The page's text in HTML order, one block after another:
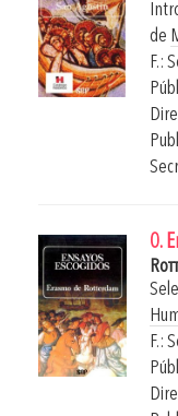
de
F.:
0.
F.: